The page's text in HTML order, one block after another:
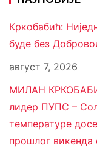
Кркобабић:
буде без
август 7, 2026
МИЛАН
лидер ПУПС –
температуре
прошлог